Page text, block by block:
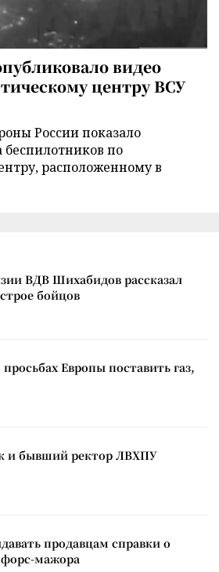
видео
центру ВСУ
России показало
беспилотников по
расположенному в
ВДВ Шихабидов рассказал
бойцов
Европы поставить газ,
и бывший ректор ЛВХПУ
продавцам справки о
форс-мажора